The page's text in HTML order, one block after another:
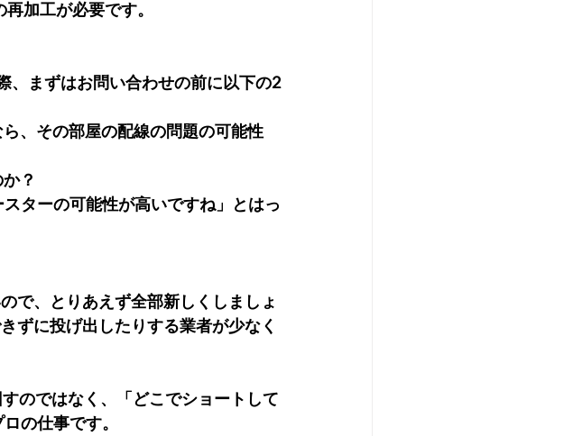
加工が必要です。
、まずはお問い合わせの前に以下の2
、その部屋の配線の問題の可能性
？
ターの可能性が高いですね」とはっ
で、とりあえず全部新しくしましょ
ずに投げ出したりする業者が少なく
のではなく、「どこでショートして
の仕事です。